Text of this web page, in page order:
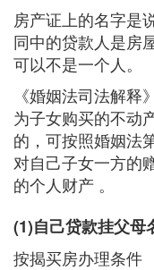
房产证上的名字是
同中的贷款人是房
可以不是一个人。
《婚姻法司法解
为子女购买的不动
的，可按照婚姻法
对自己子女一方的
的个人财产 。
(1)自己贷款挂父母
按揭买房办理条件